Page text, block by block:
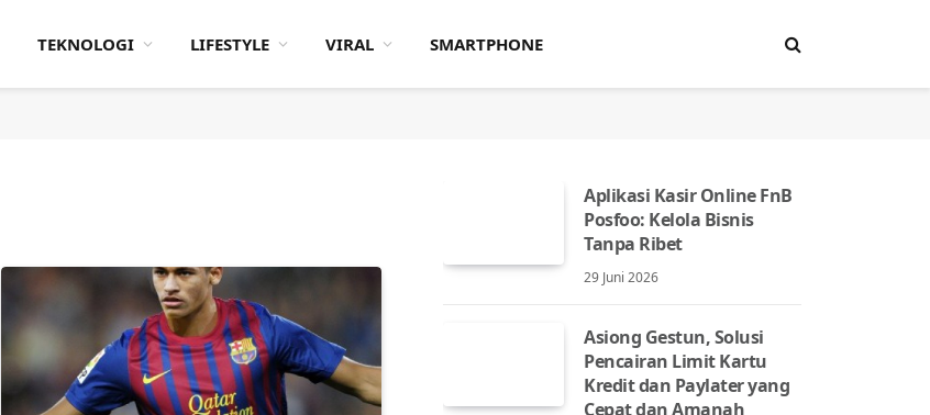
TEKNOLOGI LIFESTYLE VIRAL SMARTPHONE
Aplikasi Kasir Online FnB
Posfoo: Kelola Bisnis
Tanpa Ribet
29 Juni 2026
Asiong Gestun, Solusi
Pencairan Limit Kartu
Kredit dan Paylater yang
Cepat dan Amanah